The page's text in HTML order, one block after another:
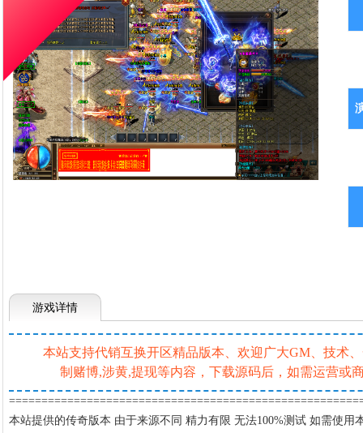
游戏详情
本站支持代销互换开区精品版本、欢迎广大GM、技术
制赌博,涉黄,提现等内容，下载源码后，如需运营或
本站提供的传奇版本 由于来源不同 精力有限 无法100%测试 如需使用